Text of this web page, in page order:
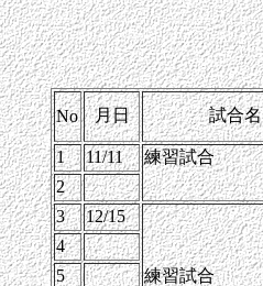
No 月日 試合名
1 11/11 練習試合
2
3
12/15
練習試合
4
5